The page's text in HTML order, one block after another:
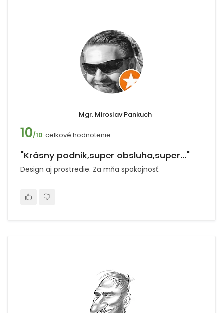
Mgr. Miroslav Pankuch
10/10 celkové hodnotenie
"Krásny podnik,super obsluha,super..."
Design aj prostredie. Za mňa spokojnosť.